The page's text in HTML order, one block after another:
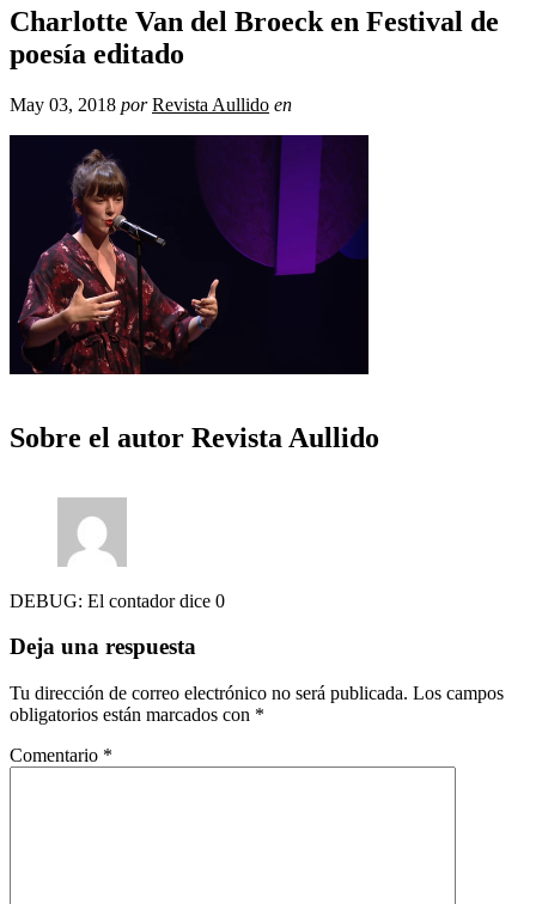
Charlotte Van del Broeck en Festival de
poesía editado
May 03, 2018 por Revista Aullido en
Sobre el autor Revista Aullido
DEBUG: El contador dice 0
Deja una respuesta
Tu dirección de correo electrónico no será publicada. Los campos
obligatorios están marcados con *
Comentario *